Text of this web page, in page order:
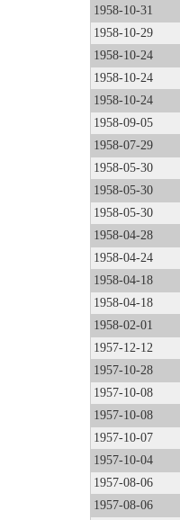
1958-10-31
1958-10-29
1958-10-24
1958-10-24
1958-10-24
1958-09-05
1958-07-29
1958-05-30
1958-05-30
1958-05-30
1958-04-28
1958-04-24
1958-04-18
1958-04-18
1958-02-01
1957-12-12
1957-10-28
1957-10-08
1957-10-08
1957-10-07
1957-10-04
1957-08-06
1957-08-06